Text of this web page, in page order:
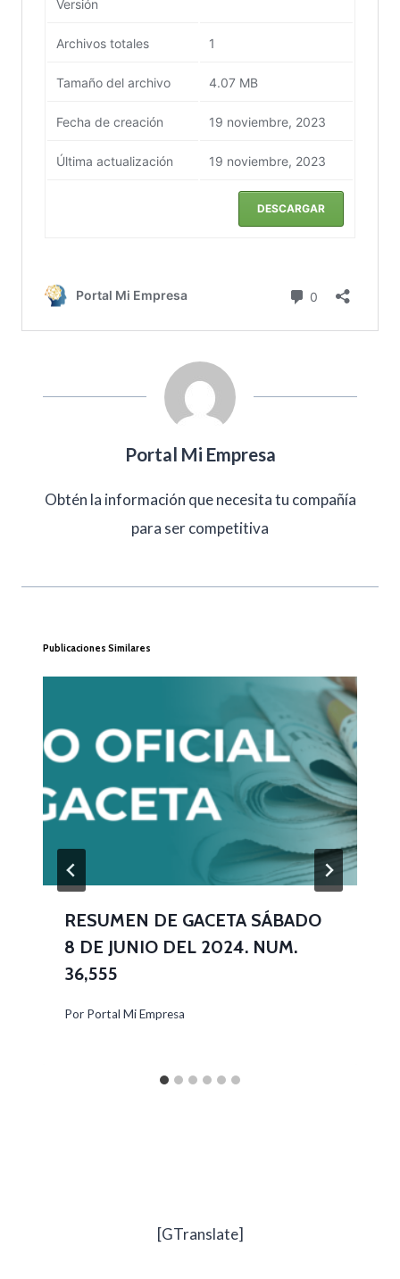
Portal Mi Empresa
Obtén la información que necesita tu compañía
para ser competitiva
Publicaciones Similares
RESUMEN DE GACETA SÁBADO
8 DE JUNIO DEL 2024. NUM.
36,555
Por Portal Mi Empresa
[GTranslate]